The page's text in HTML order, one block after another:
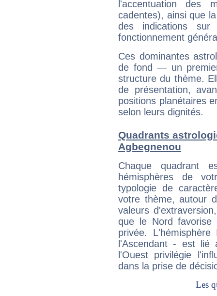
l'accentuation des
cadentes), ainsi que
des indications sur
fonctionnement
Ces dominantes
de fond — un
structure du thème.
de présentation,
positions planétaires
selon leurs dignités.
Quadrants
Agbegnenou
Chaque quadrant
hémisphères de
typologie de
votre thème, autour
valeurs
que le Nord favorise
privée.
l'Ascendant - est
l'Ouest privilégie
dans la prise de